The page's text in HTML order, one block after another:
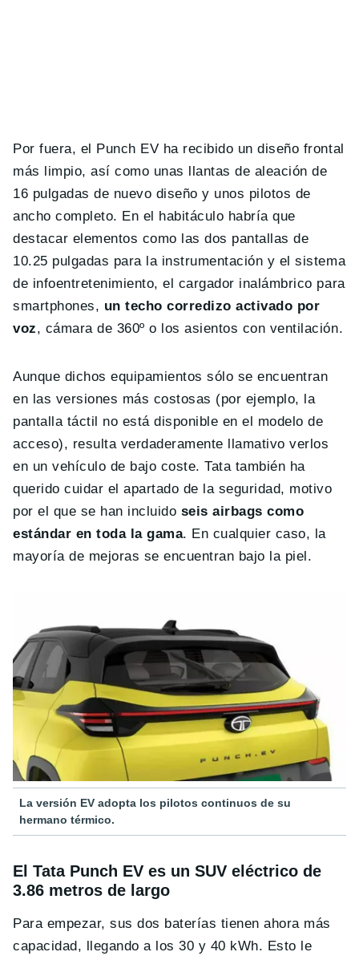
Por fuera, el Punch EV ha recibido un diseño frontal
más limpio, así como unas llantas de aleación de
16 pulgadas de nuevo diseño y unos pilotos de
ancho completo. En el habitáculo habría que
destacar elementos como las dos pantallas de
10.25 pulgadas para la instrumentación y el sistema
de infoentretenimiento, el cargador inalámbrico para
smartphones, un techo corredizo activado por
voz, cámara de 360º o los asientos con ventilación.
Aunque dichos equipamientos sólo se encuentran
en las versiones más costosas (por ejemplo, la
pantalla táctil no está disponible en el modelo de
acceso), resulta verdaderamente llamativo verlos
en un vehículo de bajo coste. Tata también ha
querido cuidar el apartado de la seguridad, motivo
por el que se han incluido seis airbags como
estándar en toda la gama. En cualquier caso, la
mayoría de mejoras se encuentran bajo la piel.
La versión EV adopta los pilotos continuos de su
hermano térmico.
El Tata Punch EV es un SUV eléctrico de
3.86 metros de largo
Para empezar, sus dos baterías tienen ahora más
capacidad, llegando a los 30 y 40 kWh. Esto le